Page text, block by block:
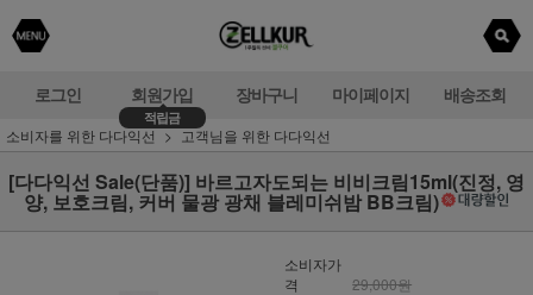
로그인 회원가입
적립금
장바구니 마이페이지 배송조회
소비자를 위한 다다익선 고객님을 위한 다다익선
[다다익선 Sale(단품)] 바르고자도되는 비비크림15ml(진정, 영
양, 보호크림, 커버 물광 광채 블레미쉬밤 BB크림)
소비자가
격
29,000원